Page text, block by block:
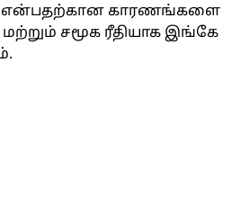
என்பதற்கான காரணங்களை
சமூக ரீதியாக இங்கே